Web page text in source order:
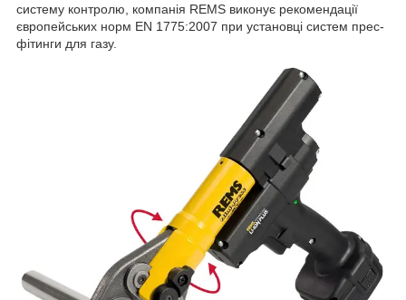
систему контролю, компанія REMS виконує рекомендації
європейських норм EN 1775:2007 при установці систем прес-
фітинги для газу.